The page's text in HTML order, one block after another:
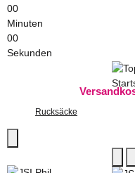
00
Minuten
00
Sekunden
Rucksäcke